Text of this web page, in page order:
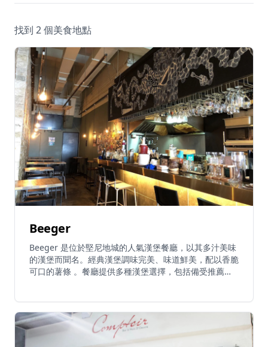
找到 2 個美食地點
Beeger
Beeger 是位於堅尼地城的人氣漢堡餐廳，以其多汁美味
的漢堡而聞名。經典漢堡調味完美、味道鮮美，配以香脆
可口的薯條 。餐廳提供多種漢堡選擇，包括備受推薦的
景色，是香港漢堡愛好者的熱門選擇。